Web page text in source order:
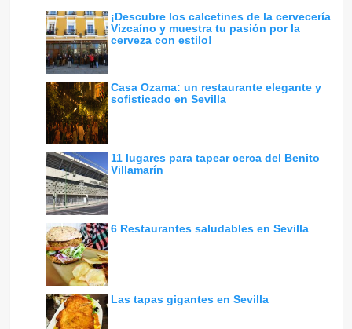
¡Descubre los calcetines de la cervecería
Vizcaíno y muestra tu pasión por la
cerveza con estilo!
Casa Ozama: un restaurante elegante y
sofisticado en Sevilla
11 lugares para tapear cerca del Benito
Villamarín
6 Restaurantes saludables en Sevilla
Las tapas gigantes en Sevilla